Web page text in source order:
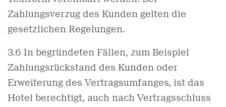
Zahlungsverzug des Kunden gelten die
gesetzlichen Regelungen.
3.6 In begründeten Fällen, zum Beispiel
Zahlungsrückstand des Kunden oder
Erweiterung des Vertragsumfanges, ist das
Hotel berechtigt, auch nach Vertragsschluss